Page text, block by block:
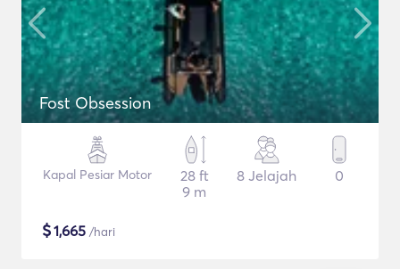
Fost Obsession
Kapal Pesiar Motor
28 ft
9 m
8 Jelajah 0
$1,665 /hari